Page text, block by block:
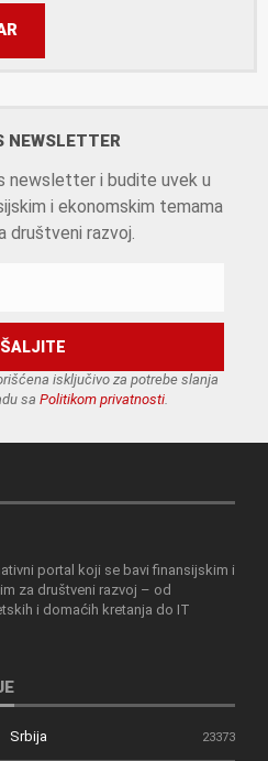
NEWSLETTER
newsletter i budite uvek u
i ekonomskim temama
društveni razvoj.
isključivo za potrebe slanja
sa Politikom privatnosti.
portal koji se bavi finansijskim i
za društveni razvoj – od
i domaćih kretanja do IT
Srbija 23373